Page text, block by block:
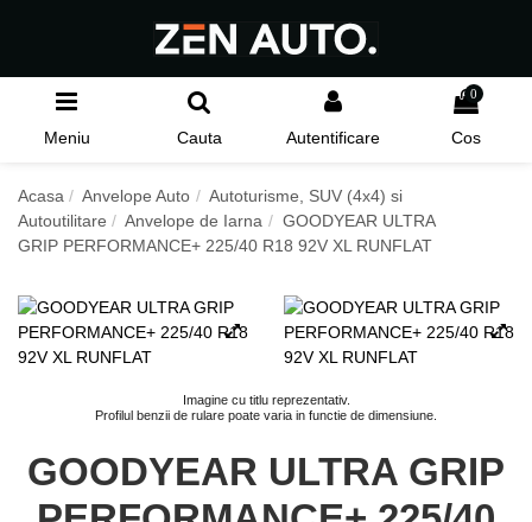
Meniu Cauta Autentificare
0
Cos
Acasa Anvelope Auto
Autoturisme, SUV (4x4) si
Autoutilitare
Anvelope de Iarna
GOODYEAR ULTRA
GRIP PERFORMANCE+ 225/40 R18 92V XL RUNFLAT
Imagine cu titlu reprezentativ.
Profilul benzii de rulare poate varia in functie de dimensiune.
GOODYEAR ULTRA GRIP